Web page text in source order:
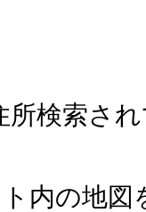
所検索さ
内の地図